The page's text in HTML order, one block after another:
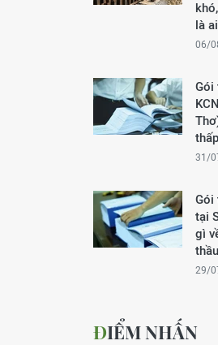
là
06/
Gói
31/
Gói
tại
gì
29/
ĐIỂM NHẤN